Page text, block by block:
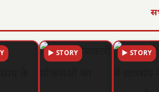
▶ STORY ▶ STORY